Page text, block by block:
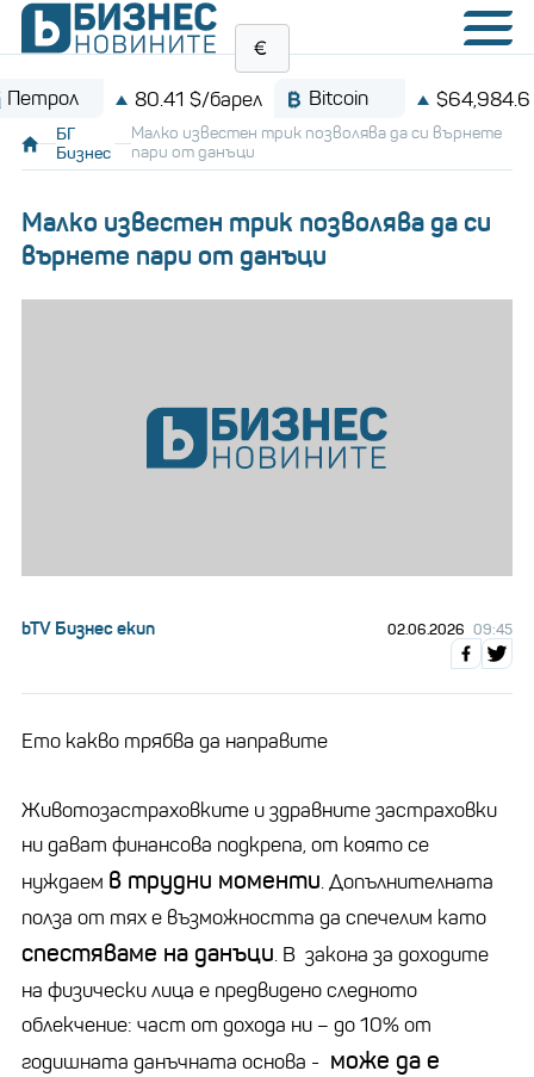
80.41 $/барел Bitcoin $64,984.6
БГ
Бизнес
Малко известен трик позволява да си върнете
пари от данъци
Малко известен трик позволява да си
върнете пари от данъци
bTV Бизнес екип 02.06.2026 09:45
Ето какво трябва да направите
Животозастраховките и здравните застраховки
ни дават финансова подкрепа, от която се
нуждаем в трудни моменти. Допълнителната
полза от тях е възможността да спечелим като
спестяваме на данъци. В закона за доходите
на физически лица е предвидено следното
облекчение: част от дохода ни – до 10% от
годишната данъчната основа - може да е